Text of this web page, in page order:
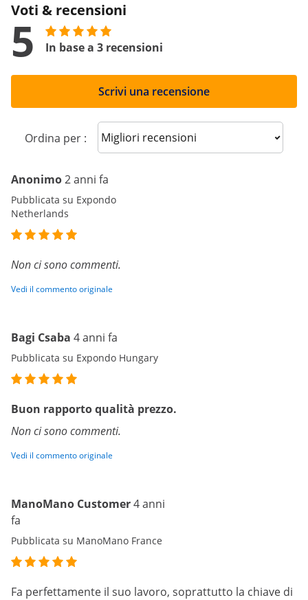
Voti & recensioni
5 In base a 3 recensioni
Scrivi una recensione
Ordina per : Sort reviews
Anonimo2 anni fa
Pubblicata su Expondo
Netherlands
Non ci sono commenti.
Vedi il commento originale
Bagi Csaba 4 anni fa
Pubblicata su Expondo Hungary
Buon rapporto qualità prezzo.
Non ci sono commenti.
Vedi il commento originale
ManoMano Customer4 anni
fa
Pubblicata su ManoMano France
Fa perfettamente il suo lavoro, soprattutto la chiave di